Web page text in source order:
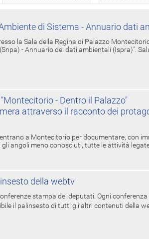
di Sistema - Annuario dati
la Sala della Regina di Palazzo
- Annuario dei dati ambientali (Ispra)".
- Dentro il Palazzo"
attraverso il racconto dei
a Montecitorio per documentare, con
gli angoli meno conosciuti, tutte le attività
della webtv
stampa dei deputati. Ogni
il palinsesto di tutti gli altri contenuti della